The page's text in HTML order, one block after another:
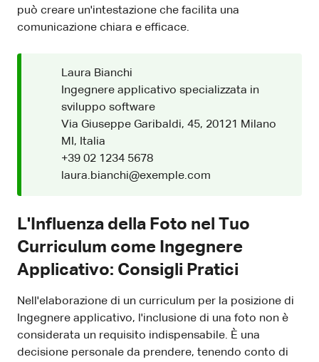
può creare un'intestazione che facilita una
comunicazione chiara e efficace.
Laura Bianchi
Ingegnere applicativo specializzata in
sviluppo software
Via Giuseppe Garibaldi, 45, 20121 Milano
MI, Italia
+39 02 1234 5678
laura.bianchi@exemple.com
L'Influenza della Foto nel Tuo
Curriculum come Ingegnere
Applicativo: Consigli Pratici
Nell'elaborazione di un curriculum per la posizione di
Ingegnere applicativo, l'inclusione di una foto non è
considerata un requisito indispensabile. È una
decisione personale da prendere, tenendo conto di